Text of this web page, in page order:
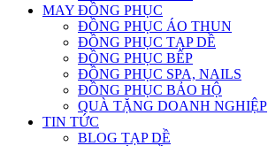
MAY ĐỒNG PHỤC
ĐỒNG PHỤC ÁO THUN
ĐỒNG PHỤC TẠP DỀ
ĐỒNG PHỤC BẾP
ĐỒNG PHỤC SPA, NAILS
ĐỒNG PHỤC BẢO HỘ
QUÀ TẶNG DOANH NGHIỆP
TIN TỨC
BLOG TẠP DỀ